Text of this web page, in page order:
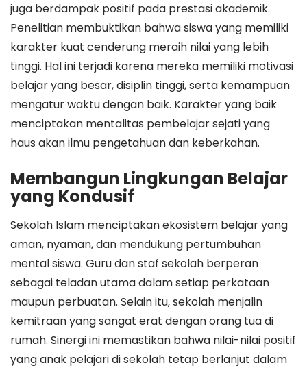
juga berdampak positif pada prestasi akademik.
Penelitian membuktikan bahwa siswa yang memiliki
karakter kuat cenderung meraih nilai yang lebih
tinggi. Hal ini terjadi karena mereka memiliki motivasi
belajar yang besar, disiplin tinggi, serta kemampuan
mengatur waktu dengan baik. Karakter yang baik
menciptakan mentalitas pembelajar sejati yang
haus akan ilmu pengetahuan dan keberkahan.
Membangun Lingkungan Belajar
yang Kondusif
Sekolah Islam menciptakan ekosistem belajar yang
aman, nyaman, dan mendukung pertumbuhan
mental siswa. Guru dan staf sekolah berperan
sebagai teladan utama dalam setiap perkataan
maupun perbuatan. Selain itu, sekolah menjalin
kemitraan yang sangat erat dengan orang tua di
rumah. Sinergi ini memastikan bahwa nilai-nilai positif
yang anak pelajari di sekolah tetap berlanjut dalam